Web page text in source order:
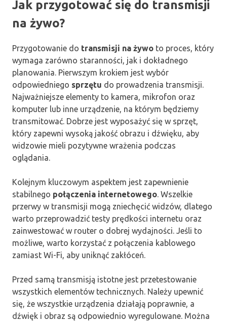
Jak przygotować się do transmisji
na żywo?
Przygotowanie do transmisji na żywo to proces, który
wymaga zarówno staranności, jak i dokładnego
planowania. Pierwszym krokiem jest wybór
odpowiedniego sprzętu do prowadzenia transmisji.
Najważniejsze elementy to kamera, mikrofon oraz
komputer lub inne urządzenie, na którym będziemy
transmitować. Dobrze jest wyposażyć się w sprzęt,
który zapewni wysoką jakość obrazu i dźwięku, aby
widzowie mieli pozytywne wrażenia podczas
oglądania.
Kolejnym kluczowym aspektem jest zapewnienie
stabilnego połączenia internetowego. Wszelkie
przerwy w transmisji mogą zniechęcić widzów, dlatego
warto przeprowadzić testy prędkości internetu oraz
zainwestować w router o dobrej wydajności. Jeśli to
możliwe, warto korzystać z połączenia kablowego
zamiast Wi-Fi, aby uniknąć zakłóceń.
Przed samą transmisją istotne jest przetestowanie
wszystkich elementów technicznych. Należy upewnić
się, że wszystkie urządzenia działają poprawnie, a
dźwięk i obraz są odpowiednio wyregulowane. Można